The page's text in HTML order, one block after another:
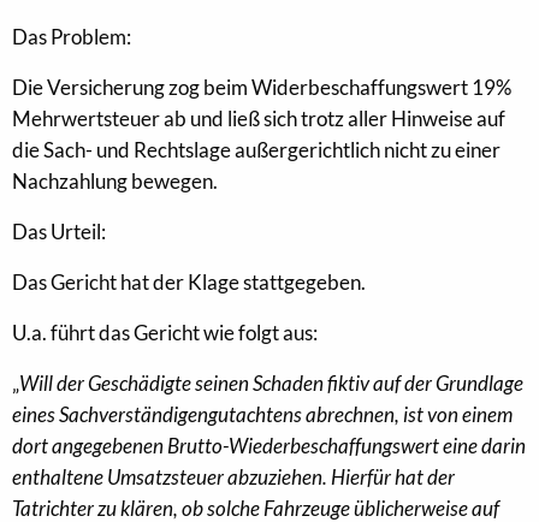
Das Problem:
Die Versicherung zog beim Widerbeschaffungswert 19%
Mehrwertsteuer ab und ließ sich trotz aller Hinweise auf
die Sach- und Rechtslage außergerichtlich nicht zu einer
Nachzahlung bewegen.
Das Urteil:
Das Gericht hat der Klage stattgegeben.
U.a. führt das Gericht wie folgt aus:
„Will der Geschädigte seinen Schaden fiktiv auf der Grundlage
eines Sachverständigengutachtens abrechnen, ist von einem
dort angegebenen Brutto-Wiederbeschaffungswert eine darin
enthaltene Umsatzsteuer abzuziehen. Hierfür hat der
Tatrichter zu klären, ob solche Fahrzeuge üblicherweise auf